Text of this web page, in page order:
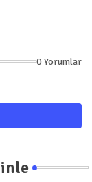
0 Yorumlar